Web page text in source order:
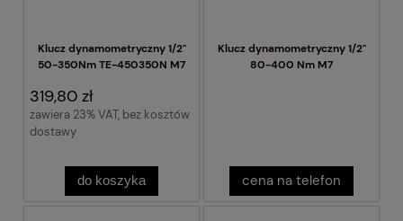
Klucz dynamometryczny 1/2"
50-350Nm TE-450350N M7
319,80 zł
zawiera 23% VAT, bez kosztów
dostawy
do koszyka
Klucz dynamometryczny 1/2"
80-400 Nm M7
cena na telefon